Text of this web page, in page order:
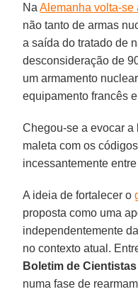
NaAlemanha volta-se
não tanto de armas
a saída do tratado de
desconsideração de
um armamento
equipamento francês
Chegou-se a evocar a
maleta com os
incessantemente
A ideia de fortalecer o
proposta como uma
independentemente
no contexto atual.
Boletim de
numa fase de